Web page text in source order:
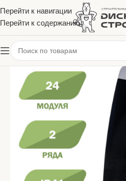
Перейти к навигации
Перейти к содержанию